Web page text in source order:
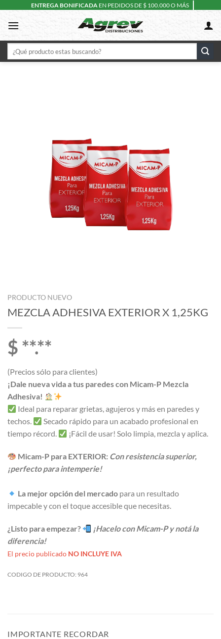
content
ENTREGA BONIFICADA EN PEDIDOS DE $ 100.000 O MÁS
Buscar
por:
PRODUCTO NUEVO
MEZCLA ADHESIVA EXTERIOR X 1,25KG
$ **.**
(Precios sólo para clientes)
¡Dale nueva vida a tus paredes con Micam-P Mezcla
Adhesiva!
Ideal para reparar grietas, agujeros y más en paredes y
techos.
Secado rápido para un acabado profesional en
tiempo récord.
¡Fácil de usar! Solo limpia, mezcla y aplica.
Micam-P para EXTERIOR: Con resistencia superior,
¡perfecto para intemperie!
La mejor opción del mercado para un resultado
impecable y con el toque accesible que necesitas.
¿Listo para empezar?
¡Hacelo con Micam-P y notá la
diferencia!
El precio publicado NO INCLUYE IVA
CODIGO DE PRODUCTO: 964
IMPORTANTE RECORDAR